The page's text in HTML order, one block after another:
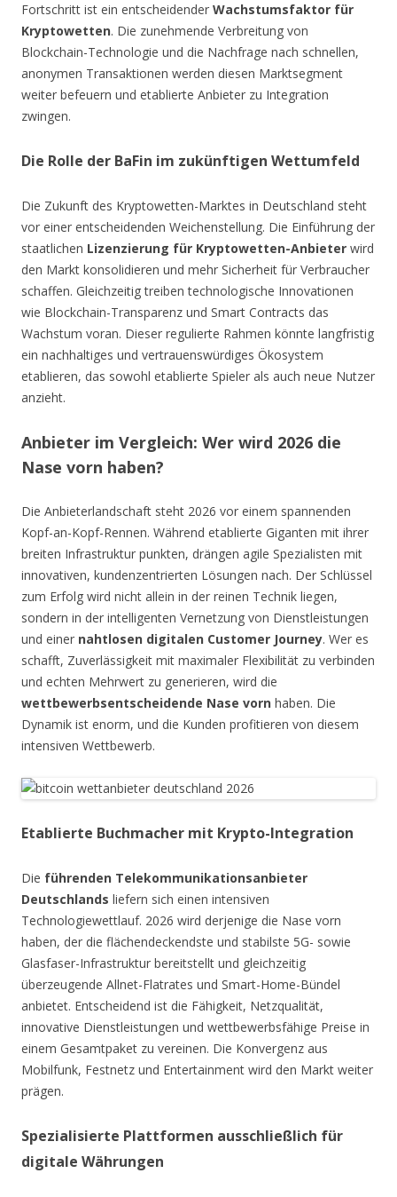
Fortschritt ist ein entscheidender Wachstumsfaktor für
Kryptowetten. Die zunehmende Verbreitung von
Blockchain-Technologie und die Nachfrage nach schnellen,
anonymen Transaktionen werden diesen Marktsegment
weiter befeuern und etablierte Anbieter zu Integration
zwingen.
Die Rolle der BaFin im zukünftigen Wettumfeld
Die Zukunft des Kryptowetten-Marktes in Deutschland steht
vor einer entscheidenden Weichenstellung. Die Einführung der
staatlichen Lizenzierung für Kryptowetten-Anbieter wird
den Markt konsolidieren und mehr Sicherheit für Verbraucher
schaffen. Gleichzeitig treiben technologische Innovationen
wie Blockchain-Transparenz und Smart Contracts das
Wachstum voran. Dieser regulierte Rahmen könnte langfristig
ein nachhaltiges und vertrauenswürdiges Ökosystem
etablieren, das sowohl etablierte Spieler als auch neue Nutzer
anzieht.
Anbieter im Vergleich: Wer wird 2026 die
Nase vorn haben?
Die Anbieterlandschaft steht 2026 vor einem spannenden
Kopf-an-Kopf-Rennen. Während etablierte Giganten mit ihrer
breiten Infrastruktur punkten, drängen agile Spezialisten mit
innovativen, kundenzentrierten Lösungen nach. Der Schlüssel
zum Erfolg wird nicht allein in der reinen Technik liegen,
sondern in der intelligenten Vernetzung von Dienstleistungen
und einer nahtlosen digitalen Customer Journey. Wer es
schafft, Zuverlässigkeit mit maximaler Flexibilität zu verbinden
und echten Mehrwert zu generieren, wird die
wettbewerbsentscheidende Nase vorn haben. Die
Dynamik ist enorm, und die Kunden profitieren von diesem
intensiven Wettbewerb.
Etablierte Buchmacher mit Krypto-Integration
Die führenden Telekommunikationsanbieter
Deutschlands liefern sich einen intensiven
Technologiewettlauf. 2026 wird derjenige die Nase vorn
haben, der die flächendeckendste und stabilste 5G- sowie
Glasfaser-Infrastruktur bereitstellt und gleichzeitig
überzeugende Allnet-Flatrates und Smart-Home-Bündel
anbietet. Entscheidend ist die Fähigkeit, Netzqualität,
innovative Dienstleistungen und wettbewerbsfähige Preise in
einem Gesamtpaket zu vereinen. Die Konvergenz aus
Mobilfunk, Festnetz und Entertainment wird den Markt weiter
prägen.
Spezialisierte Plattformen ausschließlich für
digitale Währungen